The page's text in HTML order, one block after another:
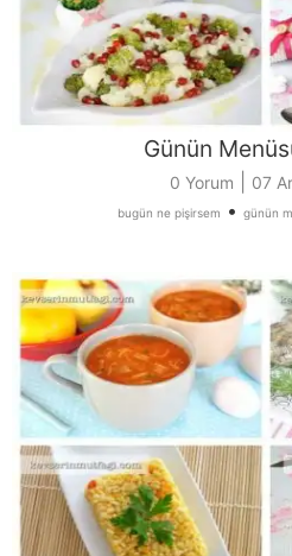
Günün
0 Yorum 07
bugün ne pişirsem • günün